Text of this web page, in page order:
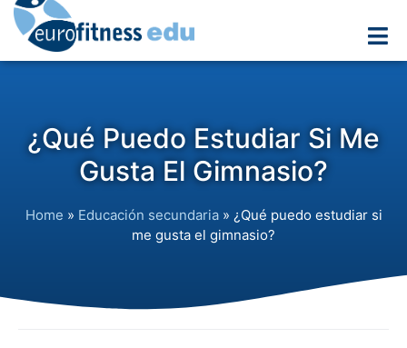
¿Qué Puedo Estudiar Si Me
Gusta El Gimnasio?
Home » Educación secundaria» ¿Qué puedo estudiar si
me gusta el gimnasio?